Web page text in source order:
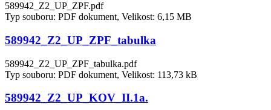
589942_Z2_UP_ZPF.pdf
Typ souboru: PDF dokument, Velikost: 6,15 MB
589942_Z2_UP_ZPF_tabulka
589942_Z2_UP_ZPF_tabulka.pdf
Typ souboru: PDF dokument, Velikost: 113,73 kB
589942_Z2_UP_KOV_II.1a.